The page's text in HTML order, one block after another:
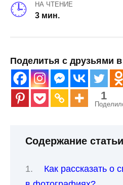
НА ЧТЕНИЕ
3 мин.
Поделитья с друзьями
1
Содержание
Как рассказать о